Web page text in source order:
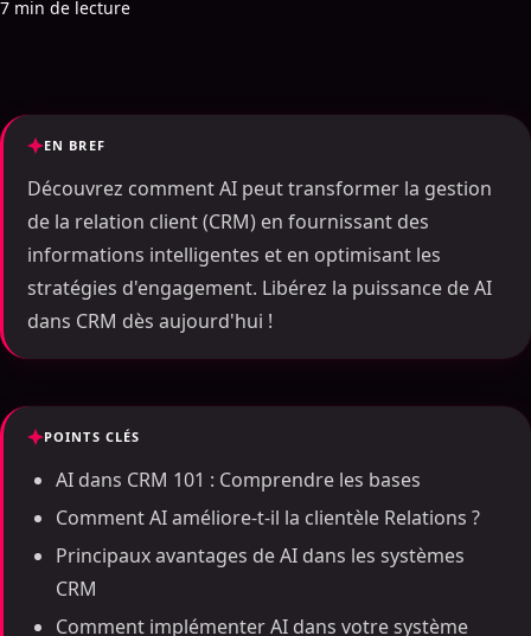
7 min de lecture
EN BREF
Découvrez comment AI peut transformer la gestion
de la relation client (CRM) en fournissant des
informations intelligentes et en optimisant les
stratégies d'engagement. Libérez la puissance de AI
dans CRM dès aujourd'hui !
POINTS CLÉS
AI dans CRM 101 : Comprendre les bases
Comment AI améliore-t-il la clientèle Relations ?
Principaux avantages de AI dans les systèmes
CRM
Comment implémenter AI dans votre système